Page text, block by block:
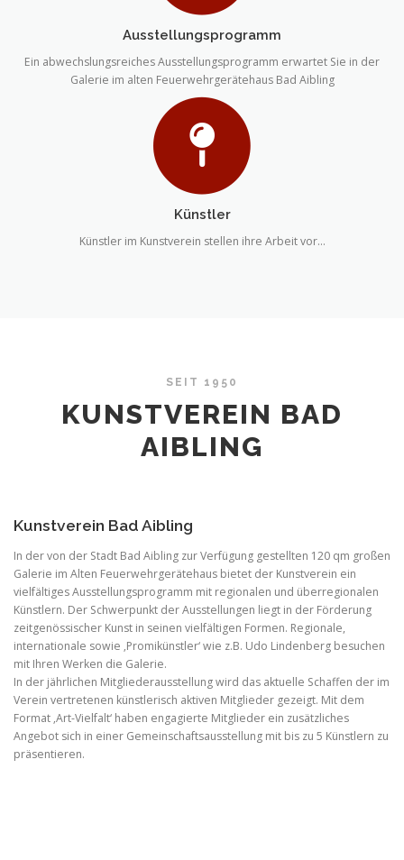
Ausstellungsprogramm
Ein abwechslungsreiches Ausstellungsprogramm erwartet Sie in der
Galerie im alten Feuerwehrgerätehaus Bad Aibling
Künstler
Künstler im Kunstverein stellen ihre Arbeit vor…
SEIT 1950
KUNSTVEREIN BAD
AIBLING
Kunstverein Bad Aibling
In der von der Stadt Bad Aibling zur Verfügung gestellten 120 qm großen
Galerie im Alten Feuerwehrgerätehaus bietet der Kunstverein ein
vielfältiges Ausstellungsprogramm mit regionalen und überregionalen
Künstlern. Der Schwerpunkt der Ausstellungen liegt in der Förderung
zeitgenössischer Kunst in seinen vielfältigen Formen. Regionale,
internationale sowie ‚Promikünstler‘ wie z.B. Udo Lindenberg besuchen
mit Ihren Werken die Galerie.
In der jährlichen Mitgliederausstellung wird das aktuelle Schaffen der im
Verein vertretenen künstlerisch aktiven Mitglieder gezeigt. Mit dem
Format ‚Art-Vielfalt‘ haben engagierte Mitglieder ein zusätzliches
Angebot sich in einer Gemeinschaftsausstellung mit bis zu 5 Künstlern zu
präsentieren.